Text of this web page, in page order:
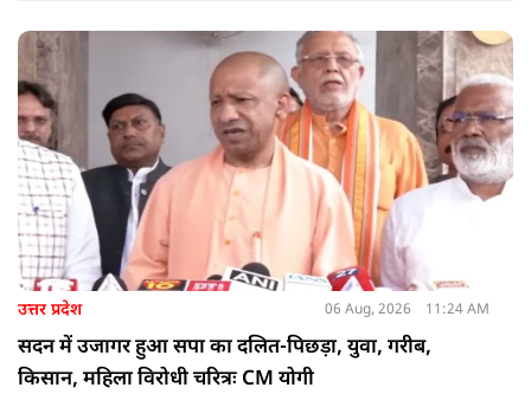
उत्तर प्रदेश 06 Aug, 2026 11:24 AM
सदन में उजागर हुआ सपा का दलित-पिछड़ा, युवा, गरीब,
किसान, महिला विरोधी चरित्रः CM योगी